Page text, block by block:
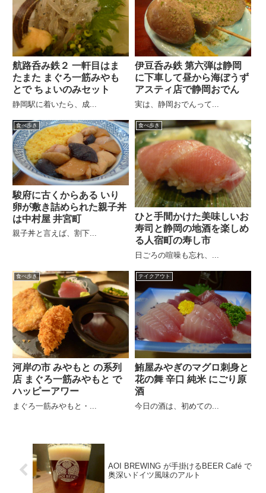
航路呑み鉄２ 一軒目はま
たまた まぐろ一筋みやも
とで ちょいのみセット
静岡駅に着いたら、成...
伊豆呑み鉄 第六弾は静岡
に下車して昼から海ぼうず
アスティ店で静岡おでん
実は、静岡おでんって...
食べ歩き
駿府に古くからある いり
卵が敷き詰められた親子丼
は中村屋 井宮町
親子丼と言えば、割下...
食べ歩き
ひと手間かけた美味しいお
寿司と静岡の地酒を楽しめ
る人宿町の寿し市
日ごろの喧噪も忘れ、...
食べ歩き
河岸の市 みやもと の系列
店 まぐろ一筋みやもと で
ハッピーアワー
まぐろ一筋みやもと・...
テイクアウト
鮪屋みやぎのマグロ刺身と
花の舞 辛口 純米 にごり原
酒
今日の酒は、初めての...
AOI BREWING が手掛けるBEER Café で
奥深いドイツ風味のアルト